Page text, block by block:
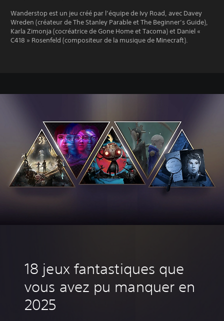
Wanderstop est un jeu créé par l’équipe de Ivy Road, avec Davey
Wreden (créateur de The Stanley Parable et The Beginner’s Guide),
Karla Zimonja (cocréatrice de Gone Home et Tacoma) et Daniel «
C418 » Rosenfeld (compositeur de la musique de Minecraft).
‎18 jeux fantastiques que
vous avez pu manquer en
2025